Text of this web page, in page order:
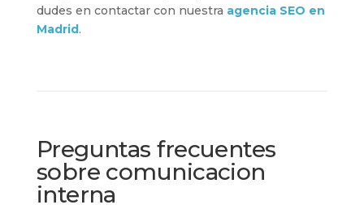
dudes en contactar con nuestra agencia SEO en
Madrid.
Preguntas frecuentes
sobre comunicacion
interna